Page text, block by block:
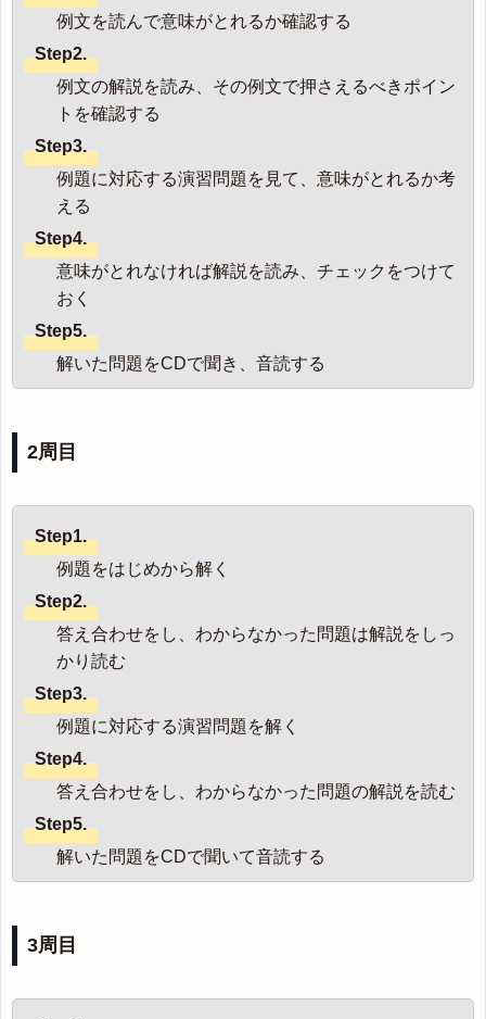
例文を読んで意味がとれるか確認する
Step2.
例文の解説を読み、その例文で押さえるべきポイン
トを確認する
Step3.
例題に対応する演習問題を見て、意味がとれるか考
える
Step4.
意味がとれなければ解説を読み、チェックをつけて
おく
Step5.
解いた問題をCDで聞き、音読する
2周目
Step1.
例題をはじめから解く
Step2.
答え合わせをし、わからなかった問題は解説をしっ
かり読む
Step3.
例題に対応する演習問題を解く
Step4.
答え合わせをし、わからなかった問題の解説を読む
Step5.
解いた問題をCDで聞いて音読する
3周目